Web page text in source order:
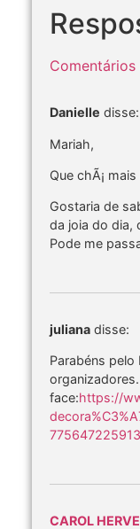
Danielle disse:
Mariah,
Que chÃ¡
Gostaria de
da joia do dia,
Pode me
juliana disse:
Parabéns
face:https://
CAROL HERVE